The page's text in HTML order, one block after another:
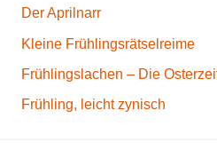
Der Aprilnarr
Kleine Frühlingsrätselreime
Frühlingslachen – Die
Frühling, leicht zynisch